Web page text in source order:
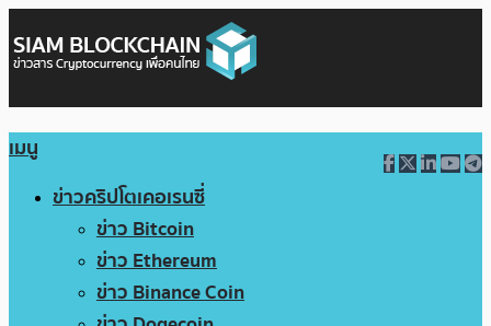
เมนู
ข่าวคริปโตเคอเรนซี่
ข่าว Bitcoin
ข่าว Ethereum
ข่าว Binance Coin